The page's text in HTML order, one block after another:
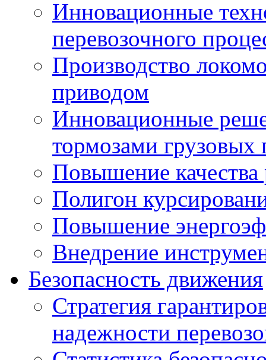
Инновационные
перевозочного
Производство
приводом
Инновационные
тормозами грузовых
Повышение качества
Полигон
Повышение
Внедрение
Безопасность движения
Стратегия
надежности